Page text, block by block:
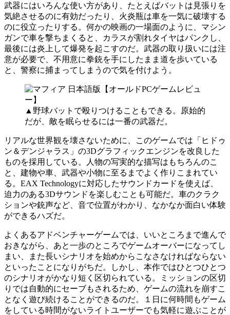
武器にはいろんな使い方があり、たとえばバットは見張りを
気絶させるのに有効だったり、火炎瓶は車を一気に破壊する
のに役立ったりする。何かの映画の一場面のように、マシン
ガンで車を撃ちまくると、カラスが割れタイヤはパンクし、
最後には炎上して爆発を起こすのだ。武器の取り扱いには注
意が必要で、不用意に拳銃を手にしたまま道を歩いている
と、警察に捕まってしまうので気を付けよう。
▲野球バットで殴りつけることもできる。原始的
だが、敵を眠らせるには一番の武器だ。
リアルな世界観を壊さないために、このゲームでは「ヒドゥ
ン＆デンジャラス」の3Dグラフィックエンジンを改良した
ものを採用している。人物の写実的な描写はもちろんのこ
と、建物や車、武器や小物に至るまでよく作りこまれてい
る。EAX Technologyに対応したサウンドカードを使えば、
迫力のある3Dサウンドを楽しむことも可能だ。車のクラク
ションや銃声など、音で位置がわかり、なかなか面白い体験
ができるハズだ。
よくあるアドベンチャーゲームでは、いいところまで進んで
おきながら、あと一歩のところでゲームオーバーになってし
まい、また長いシナリオを始めからこなさなければならない
といったことになりがちだ。しかし、本作ではひとつひとつ
のシナリオがかなり短く区切られている。ミッションの区切
りでは自動的にセーブもされるため、ゲームの流れを崩すこ
となく遊び続けることができるのだ。１日に何時間もゲーム
をしている時間がないライトユーザーでも気軽に遊ぶことが